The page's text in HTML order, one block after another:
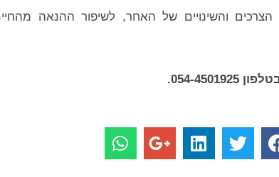
והשינויים של האחר, לשיפור ההנאה